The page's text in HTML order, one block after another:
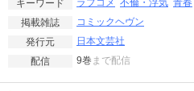
キーワード
ラブコメ 不倫・浮気 青春
掲載雑誌
コミックヘヴン
発行元
日本文芸社
配信
9巻 まで配信